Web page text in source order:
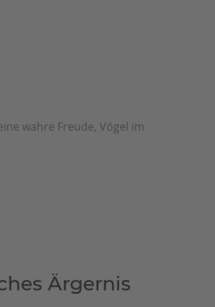
wahre Freude, Vögel im
Ärgernis